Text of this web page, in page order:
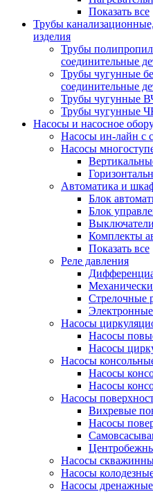
Показать все
Трубы
изделия
Трубы
соединительные
Трубы чугунные
соединительные
Трубы чугунные
Трубы чугунные
Насосы и насосное
Насосы ин-лайн с
Насосы
Автоматика и
Блок
Блок
Комплекты
Показать все
Реле давления
Стрелочные
Насосы
Насосы
Насосы
Насосы
Насосы
Насосы
Насосы
Вихревые
Насосы
Насосы
Насосы
Насосы